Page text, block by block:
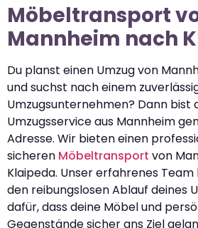
Möbeltransport
Mannheim nach
Du planst einen Umzug von
und suchst nach einem
Umzugsunternehmen? Dann bist
Umzugsservice aus Mannheim
Adresse. Wir bieten einen
sicheren Möbeltransport von
Klaipeda. Unser erfahrenes
den reibungslosen Ablauf deines
dafür, dass deine Möbel und
Gegenstände sicher ans Ziel